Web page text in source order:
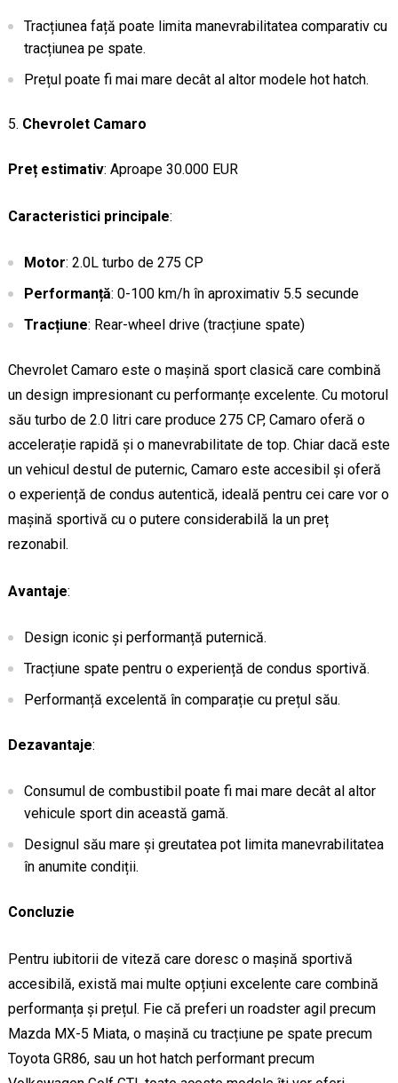
Tracțiunea față poate limita manevrabilitatea comparativ cu
tracțiunea pe spate.
Prețul poate fi mai mare decât al altor modele hot hatch.
Chevrolet Camaro
Preț estimativ: Aproape 30.000 EUR
Caracteristici principale:
Motor: 2.0L turbo de 275 CP
Performanță: 0-100 km/h în aproximativ 5.5 secunde
Tracțiune: Rear-wheel drive (tracțiune spate)
Chevrolet Camaro este o mașină sport clasică care combină
un design impresionant cu performanțe excelente. Cu motorul
său turbo de 2.0 litri care produce 275 CP, Camaro oferă o
accelerație rapidă și o manevrabilitate de top. Chiar dacă este
un vehicul destul de puternic, Camaro este accesibil și oferă
o experiență de condus autentică, ideală pentru cei care vor o
mașină sportivă cu o putere considerabilă la un preț
rezonabil.
Avantaje:
Design iconic și performanță puternică.
Tracțiune spate pentru o experiență de condus sportivă.
Performanță excelentă în comparație cu prețul său.
Dezavantaje:
Consumul de combustibil poate fi mai mare decât al altor
vehicule sport din această gamă.
Designul său mare și greutatea pot limita manevrabilitatea
în anumite condiții.
Concluzie
Pentru iubitorii de viteză care doresc o mașină sportivă
accesibilă, există mai multe opțiuni excelente care combină
performanța și prețul. Fie că preferi un roadster agil precum
Mazda MX-5 Miata, o mașină cu tracțiune pe spate precum
Toyota GR86, sau un hot hatch performant precum